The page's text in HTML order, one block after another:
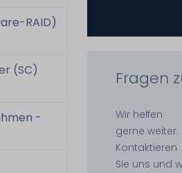
RAID)
(SC)
-
Fragen
Wir helfen
gerne weiter.
Kontaktieren
Sie uns und